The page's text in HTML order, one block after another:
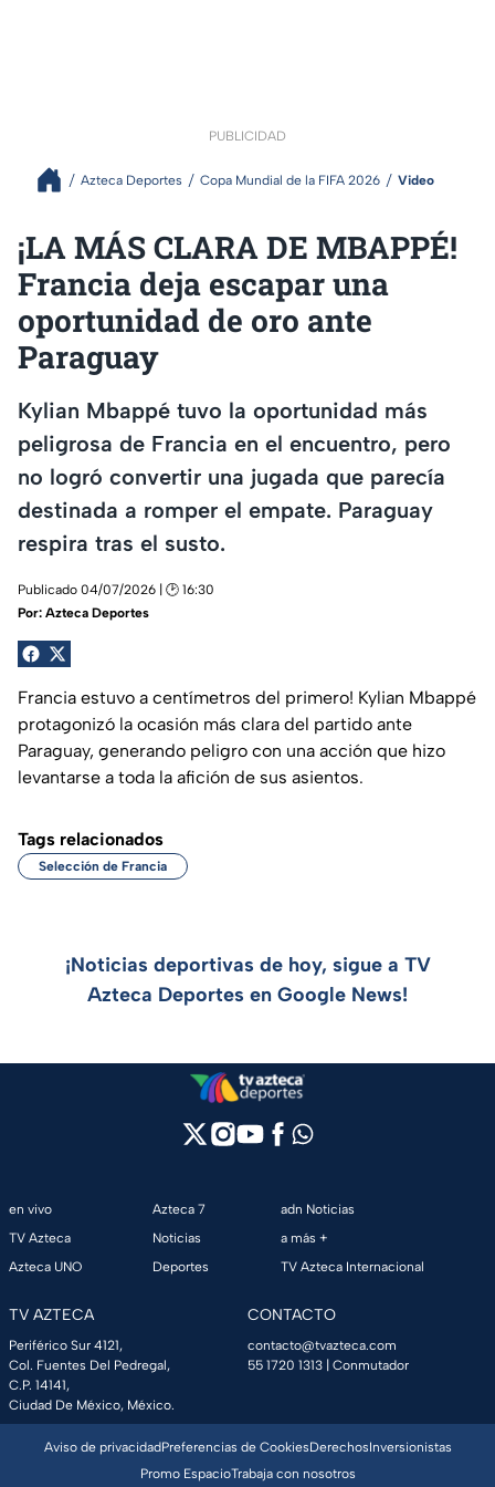
PUBLICIDAD
Azteca Deportes Copa Mundial de la FIFA 2026 Video
¡LA MÁS CLARA DE MBAPPÉ!
Francia deja escapar una
oportunidad de oro ante
Paraguay
Kylian Mbappé tuvo la oportunidad más
peligrosa de Francia en el encuentro, pero
no logró convertir una jugada que parecía
destinada a romper el empate. Paraguay
respira tras el susto.
Publicado 04/07/2026 | 🕑 16:30
Por: Azteca Deportes
Francia estuvo a centímetros del primero! Kylian Mbappé
protagonizó la ocasión más clara del partido ante
Paraguay, generando peligro con una acción que hizo
levantarse a toda la afición de sus asientos.
Tags relacionados
Selección de Francia
¡Noticias deportivas de hoy, sigue a TV
Azteca Deportes en Google News!
en vivo
TV Azteca
Azteca UNO
Azteca 7
Noticias
Deportes
adn Noticias
a más +
TV Azteca Internacional
TV AZTECA
Periférico Sur 4121,
Col. Fuentes Del Pedregal,
C.P. 14141,
Ciudad De México, México.
CONTACTO
contacto@tvazteca.com
55 1720 1313 | Conmutador
Aviso de privacidadPreferencias de CookiesDerechosInversionistas
Promo EspacioTrabaja con nosotros